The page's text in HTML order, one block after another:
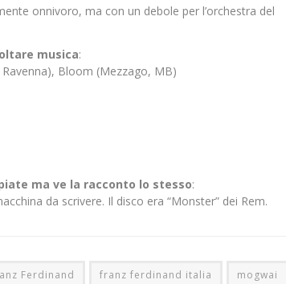
onnivoro, ma con un debole per l’orchestra del
musica:
Bloom (Mezzago, MB)
ma ve la racconto lo stesso:
da scrivere. Il disco era “Monster” dei Rem.
Ferdinand franz ferdinand italia mogwai